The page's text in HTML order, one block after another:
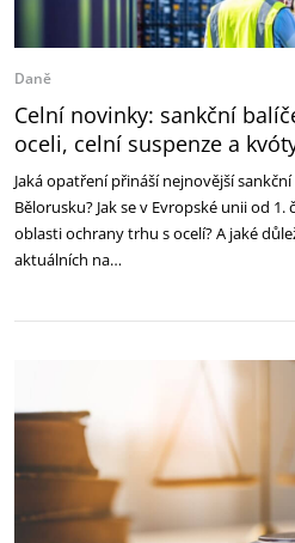
Daně
Celní novinky: sankční
oceli, celní suspenze a
Jaká opatření přináší nejnovější
Bělorusku? Jak se v Evropské unii od
oblasti ochrany trhu s ocelí? A jaké
aktuálních na…